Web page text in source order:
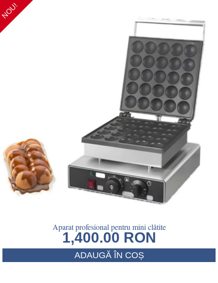
NOU!
Aparat profesional pentru mini clătite
1,400.00 RON
ADAUGĂ ÎN COȘ